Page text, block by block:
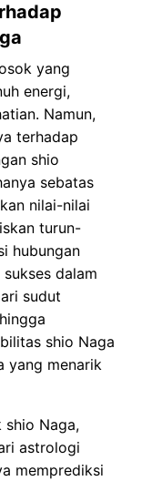
yang
energi,
Namun,
terhadap
shio
sebatas
nilai-nilai
turun-
hubungan
dalam
sudut
shio Naga
yang menarik
shio Naga,
astrologi
memprediksi